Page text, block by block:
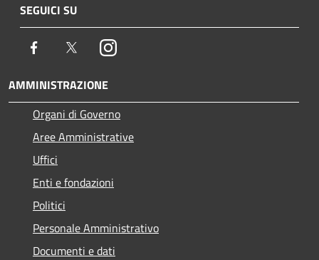
SEGUICI SU
Facebook TwitterInstagram
AMMINISTRAZIONE
Organi di Governo
Aree Amministrative
Uffici
Enti e fondazioni
Politici
Personale Amministrativo
Documenti e dati